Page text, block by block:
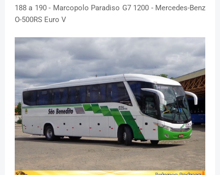
188 a 190 - Marcopolo Paradiso G7 1200 - Mercedes-Benz
O-500RS Euro V